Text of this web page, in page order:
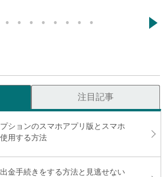
→
注目記事
ションのスマホアプリ版とスマホ
用する方法
金手続きをする方法と見逃せない